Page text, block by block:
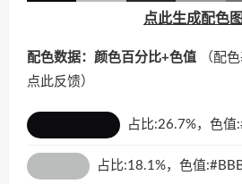
点此生成配色
配色数据：颜色百分比+色值 （配
点此反馈）
占比:26.7%，色值
占比:18.1%，色值